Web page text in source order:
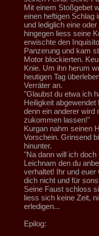
Mit einem Stoßgebet
einen heftigen Schlag
und lediglich eine
hingegen liess seine
erwischte den
Panzerung und kam
Motor blockierten.
Knie. Um ihn herum
heutigen Tag
Verräter an.
"Glaubst du etwa ich
Heiligkeit
denn ein anderer wird
zukommen lassen!"
Kurgan nahm seinen
Vorschein. Grinsend
hinunter.
"Na dann will ich
Leichnam den du
verhaltet! Ihr und
dich nicht und für
Seine Faust schloss
liess sich keine Zeit,
erledigen...
Epilog: